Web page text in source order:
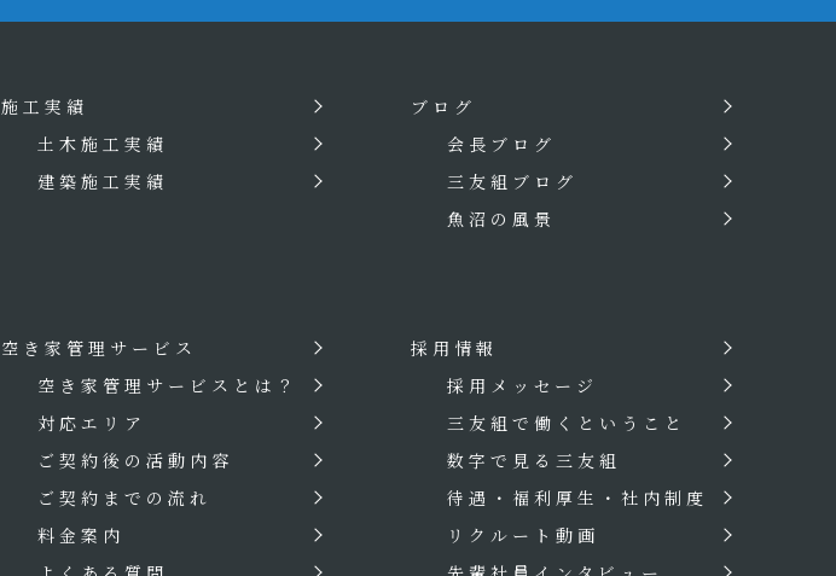
施工実績
土木施工実績
建築施工実績
空き家管理サービス
空き家管理サービスとは？
対応エリア
ご契約後の活動内容
ご契約までの流れ
料金案内
ブログ
会長ブログ
三友組ブログ
魚沼の風景
採用情報
採用メッセージ
三友組で働くということ
数字で見る三友組
待遇・福利厚生・社内制度
リクルート動画